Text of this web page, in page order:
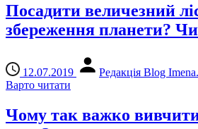
Посадити величезний
збереження планети? Чи
12.07.2019
Редакція Blog
Варто читати
Чому так важко